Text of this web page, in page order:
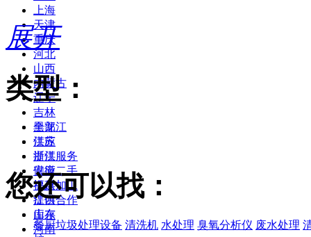
上海
天津
重庆
河北
山西
内蒙古
辽宁
吉林
黑龙江
江苏
浙江
安徽
福建
江西
山东
河南
展开
类型：
全部
供应
提供服务
供应二手
提供加工
提供合作
库存
您还可以找：
餐厨垃圾处理设备 清洗机 水处理 臭氧分析仪 废水处理